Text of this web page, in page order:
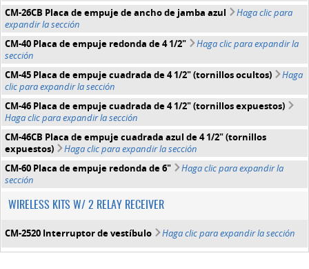
CM-26CB Placa de empuje de ancho de jamba azul
Haga clic para
expandir la sección
CM-40 Placa de empuje redonda de 4 1/2"
Haga clic para expandir la
sección
CM-45 Placa de empuje cuadrada de 4 1/2" (tornillos ocultos)
Haga
clic para expandir la sección
CM-46 Placa de empuje cuadrada de 4 1/2" (tornillos expuestos)
Haga clic para expandir la sección
CM-46CB Placa de empuje cuadrada azul de 4 1/2" (tornillos
expuestos)
Haga clic para expandir la sección
CM-60 Placa de empuje redonda de 6"
Haga clic para expandir la
sección
WIRELESS KITS W/ 2 RELAY RECEIVER
CM-2520 Interruptor de vestíbulo Haga clic para expandir la sección